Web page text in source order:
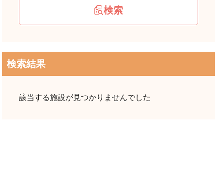
検索
検索結果
該当する施設が見つかりませんでした